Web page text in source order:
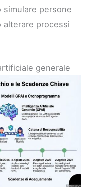
persone
alterare processi
generale